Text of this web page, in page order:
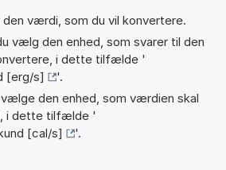
værdi, som du vil konvertere.
vælg den enhed, som svarer til den
i dette tilfælde '
[erg/s]
'.
den enhed, som værdien skal
i dette tilfælde '
[cal/s]
'.